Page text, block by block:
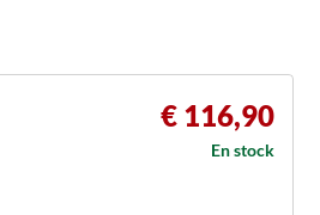
€ 116,90
En stock